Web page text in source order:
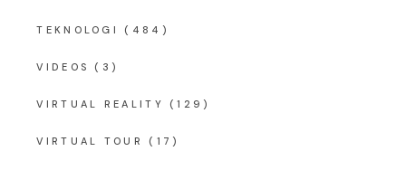
TEKNOLOGI (484)
VIDEOS (3)
VIRTUAL REALITY (129)
VIRTUAL TOUR (17)